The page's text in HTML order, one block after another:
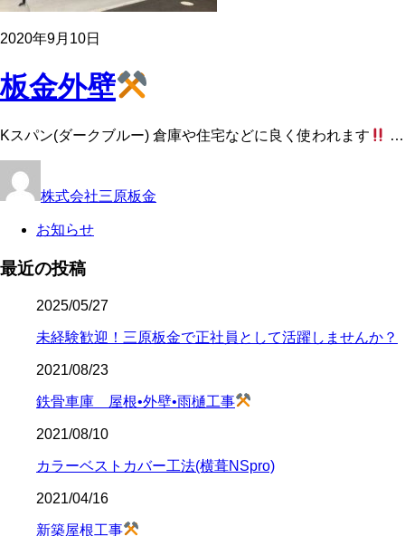
2020年9月10日
板金外壁
Kスパン(ダークブルー) 倉庫や住宅などに良く使われます …
株式会社三原板金
お知らせ
最近の投稿
2025/05/27
未経験歓迎！三原板金で正社員として活躍しませんか？
2021/08/23
鉄骨車庫 屋根•外壁•雨樋工事
2021/08/10
カラーベストカバー工法(横葺NSpro)
2021/04/16
新築屋根工事